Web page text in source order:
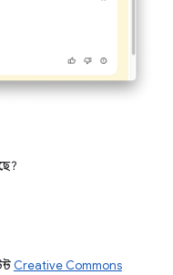
Creative Commons